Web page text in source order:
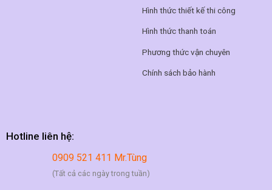
Hình thức thiết kế thi công
Hình thức thanh toán
Phương thức vận chuyên
Chính sách bảo hành
Hotline liên hệ:
0909 521 411 Mr.Tùng
(Tất cả các ngày trong tuần)